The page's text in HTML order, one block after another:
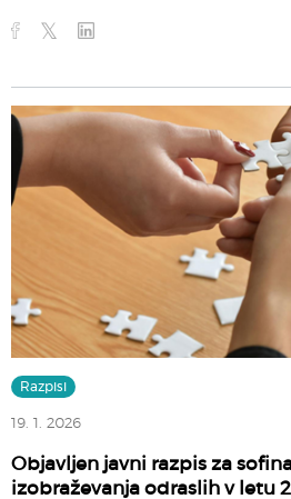
Razpisi
19. 1. 2026
Objavljen javni razpis za
izobraževanja odraslih v letu